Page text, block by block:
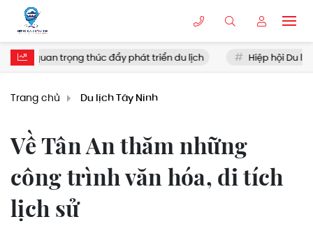
thúc đẩy phát triển du lịch Hiệp hội Du lịch tổng kết hoạt
Trang chủ Du lịch Tây Ninh
Về Tân An thăm những
công trình văn hóa, di tích
lịch sử